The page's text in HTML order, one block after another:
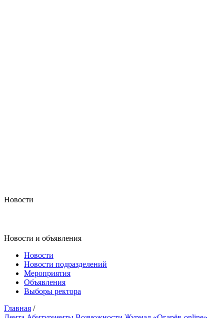
Новости
Новости и объявления
Новости
Новости подразделений
Мероприятия
Объявления
Выборы ректора
Главная /